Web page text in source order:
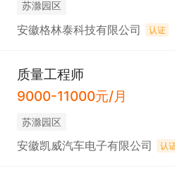
苏滁园区
安徽格林泰科技有限公司 认证
质量工程师
9000-11000元/月
苏滁园区
安徽凯威汽车电子有限公司 认